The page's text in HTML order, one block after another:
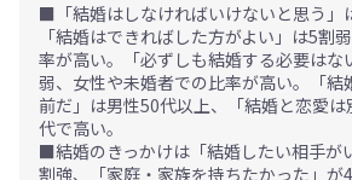
■「結婚はしなければいけないと思う」
「結婚はできればした方がよい」は5割
率が高い。「必ずしも結婚する必要はな
弱、女性や未婚者での比率が高い。「結
前だ」は男性50代以上、「結婚と恋愛
代で高い。
■結婚のきっかけは「結婚したい相手が
割強、「家庭・家族を持ちたかった」が